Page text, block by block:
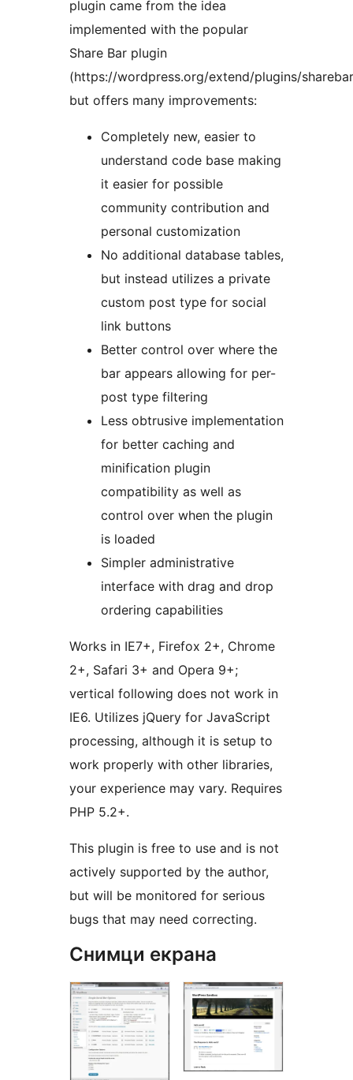
plugin came from the idea
implemented with the popular
Share Bar plugin
(https://wordpress.org/extend/plugins/
but offers many improvements:
Completely new, easier to
understand code base making
it easier for possible
community contribution and
personal customization
No additional database tables,
but instead utilizes a private
custom post type for social
link buttons
Better control over where the
bar appears allowing for per-
post type filtering
Less obtrusive implementation
for better caching and
minification plugin
compatibility as well as
control over when the plugin
is loaded
Simpler administrative
interface with drag and drop
ordering capabilities
Works in IE7+, Firefox 2+, Chrome
2+, Safari 3+ and Opera 9+;
vertical following does not work in
IE6. Utilizes jQuery for JavaScript
processing, although it is setup to
work properly with other libraries,
your experience may vary. Requires
PHP 5.2+.
This plugin is free to use and is not
actively supported by the author,
but will be monitored for serious
bugs that may need correcting.
Снимци екрана